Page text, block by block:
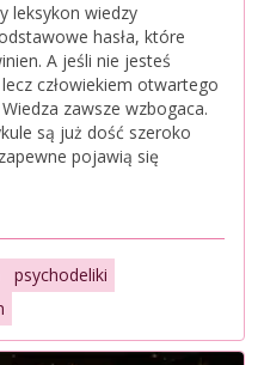
leksykon wiedzy
hasła, które
A jeśli nie jesteś
człowiekiem otwartego
zawsze wzbogaca.
są już dość szeroko
pojawią się
psychodeliki